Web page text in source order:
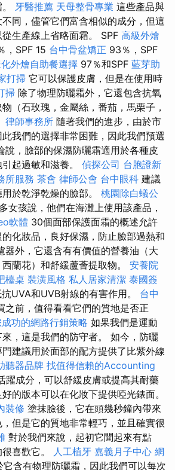
牙醫推薦 天母整骨專業 這些產品與
同，儘管它們富含相似的成分，但這
生產線上省略面霜。 SPF 高級外燴
，SPF 15 台中骨盆矯正 93％，SPF
外燴自助餐選擇 97％和SPF 藍芽助
打掃 它可以保護皮膚，但是在使用時
掃 除了物理防曬霜外，它還包含抗氧
（石玫瑰，金屬絲，番茄，馬栗子，
律師事務所 隨著我們的進步，由於市
我們的選擇非常困難，因此我們預選
說，臉部的保濕防曬霜適用於各種皮
起過敏和滋養。 偵探公司 台胞證新
所服務 茶會 律師公會 台中眼科 建議
於乾淨乾燥的臉部。 桃園除白蟻公
女孩說，他們在海灘上使用該產品，
軟體 30個面部保護面霜的概述允許
化妝品，良好保濕，防止臉部過熱和
器外，它還含有有價值的營養油（大
蘭花）和舒緩蘆薈提取物。 安養院
檯桌 裝潢風格 私人居家清潔 泰國簽
UVA和UVB射線的有害作用。 台中
之前，值得看看它們的質地是否正
功的網路行銷策略 如果我們是運動
，這是我們的防守者。 如今，防曬
建議用於面部的配方提供了比紫外線
聽器品牌 找值得信賴的Accounting
躍成分，可以舒緩皮膚或提高其耐藥
的版本可以在化妝下提供啞光錶面。
裝修 塗抹臉後，它在頭幾秒鐘內帶來
但是它的質地非常輕巧，並且確實很
對於我們來說，起初它聞起來有點
喜歡它。 人工植牙 嘉義月子中心 網
它含有物理防曬霜，因此我們可以每次